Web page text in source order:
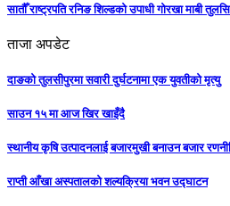
सातौँ राष्ट्रपति रनिङ शिल्डको उपाधी गोरखा माबी
ताजा अपडेट
दाङको तुलसीपुरमा सवारी दुर्घटनामा एक युवतीको मृत्यु
साउन १५ मा आज खिर खाइँदै
स्थानीय कृषि उत्पादनलाई बजारमुखी बनाउन बजार
राप्ती आँखा अस्पतालको शल्यक्रिया भवन उद्घाटन